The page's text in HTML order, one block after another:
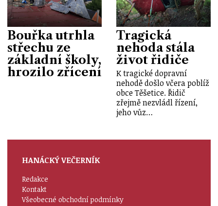
Bouřka utrhla
střechu ze
základní školy,
hrozilo zřícení
Tragická
nehoda stála
život řidiče
K tragické dopravní
nehodě došlo včera poblíž
obce Těšetice. Řidič
zřejmě nezvládl řízení,
jeho vůz…
HANÁCKÝ VEČERNÍK
Redakce
Kontakt
Všeobecné obchodní podmínky